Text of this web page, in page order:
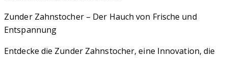
‌Zunder Zahnstocher – Der Hauch von Frische und
Entspannung
Entdecke die Zunder Zahnstocher, eine Innovation, die